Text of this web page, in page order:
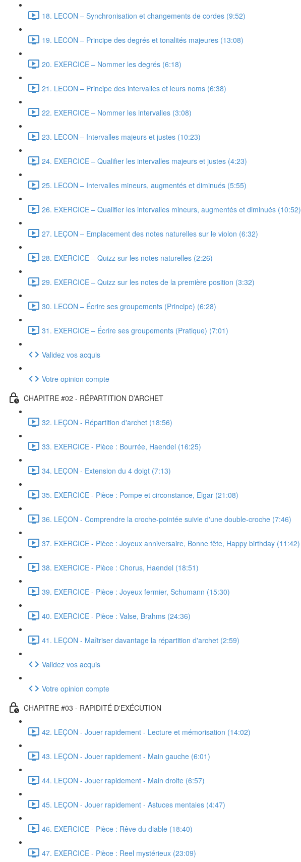
18. LECON – Synchronisation et changements de cordes (9:52)
19. LECON – Principe des degrés et tonalités majeures (13:08)
20. EXERCICE – Nommer les degrés (6:18)
21. LECON – Principe des intervalles et leurs noms (6:38)
22. EXERCICE – Nommer les intervalles (3:08)
23. LECON – Intervalles majeurs et justes (10:23)
24. EXERCICE – Qualifier les intervalles majeurs et justes (4:23)
25. LECON – Intervalles mineurs, augmentés et diminués (5:55)
26. EXERCICE – Qualifier les intervalles mineurs, augmentés et diminués (10:52)
27. LEÇON – Emplacement des notes naturelles sur le violon (6:32)
28. EXERCICE – Quizz sur les notes naturelles (2:26)
29. EXERCICE – Quizz sur les notes de la première position (3:32)
30. LECON – Écrire ses groupements (Principe) (6:28)
31. EXERCICE – Écrire ses groupements (Pratique) (7:01)
Validez vos acquis
Votre opinion compte
CHAPITRE #02 - RÉPARTITION D’ARCHET
32. LEÇON - Répartition d'archet (18:56)
33. EXERCICE - Pièce : Bourrée, Haendel (16:25)
34. LEÇON - Extension du 4 doigt (7:13)
35. EXERCICE - Pièce : Pompe et circonstance, Elgar (21:08)
36. LEÇON - Comprendre la croche-pointée suivie d'une double-croche (7:46)
37. EXERCICE - Pièce : Joyeux anniversaire, Bonne fête, Happy birthday (11:42)
38. EXERCICE - Pièce : Chorus, Haendel (18:51)
39. EXERCICE - Pièce : Joyeux fermier, Schumann (15:30)
40. EXERCICE - Pièce : Valse, Brahms (24:36)
41. LEÇON - Maîtriser davantage la répartition d'archet (2:59)
Validez vos acquis
Votre opinion compte
CHAPITRE #03 - RAPIDITÉ D'EXÉCUTION
42. LEÇON - Jouer rapidement - Lecture et mémorisation (14:02)
43. LEÇON - Jouer rapidement - Main gauche (6:01)
44. LEÇON - Jouer rapidement - Main droite (6:57)
45. LEÇON - Jouer rapidement - Astuces mentales (4:47)
46. EXERCICE - Pièce : Rêve du diable (18:40)
47. EXERCICE - Pièce : Reel mystérieux (23:09)